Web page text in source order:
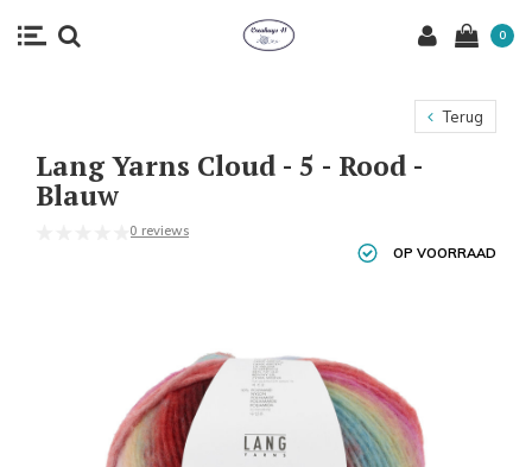
0
Terug
Lang Yarns Cloud - 5 - Rood -
Blauw
0 reviews
OP VOORRAAD